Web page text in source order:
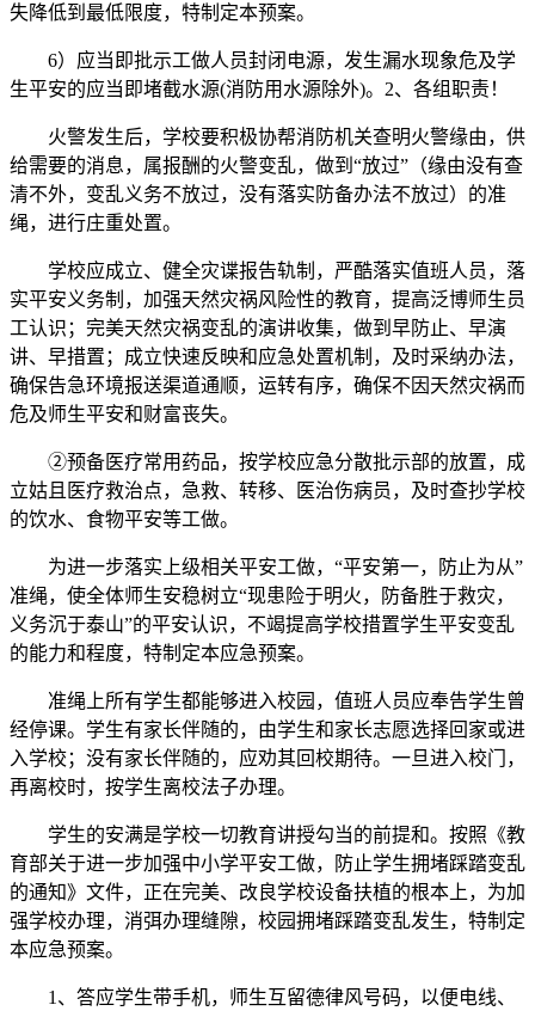
失降低到最低限度，特制定本预案。
6）应当即批示工做人员封闭电源，发生漏水现象危及学
生平安的应当即堵截水源(消防用水源除外)。2、各组职责！
火警发生后，学校要积极协帮消防机关查明火警缘由，供
给需要的消息，属报酬的火警变乱，做到“放过”（缘由没有查
清不外，变乱义务不放过，没有落实防备办法不放过）的准
绳，进行庄重处置。
学校应成立、健全灾谍报告轨制，严酷落实值班人员，落
实平安义务制，加强天然灾祸风险性的教育，提高泛博师生员
工认识；完美天然灾祸变乱的演讲收集，做到早防止、早演
讲、早措置；成立快速反映和应急处置机制，及时采纳办法，
确保告急环境报送渠道通顺，运转有序，确保不因天然灾祸而
危及师生平安和财富丧失。
②预备医疗常用药品，按学校应急分散批示部的放置，成
立姑且医疗救治点，急救、转移、医治伤病员，及时查抄学校
的饮水、食物平安等工做。
为进一步落实上级相关平安工做，“平安第一，防止为从”
准绳，使全体师生安稳树立“现患险于明火，防备胜于救灾，
义务沉于泰山”的平安认识，不竭提高学校措置学生平安变乱
的能力和程度，特制定本应急预案。
准绳上所有学生都能够进入校园，值班人员应奉告学生曾
经停课。学生有家长伴随的，由学生和家长志愿选择回家或进
入学校；没有家长伴随的，应劝其回校期待。一旦进入校门，
再离校时，按学生离校法子办理。
学生的安满是学校一切教育讲授勾当的前提和。按照《教
育部关于进一步加强中小学平安工做，防止学生拥堵踩踏变乱
的通知》文件，正在完美、改良学校设备扶植的根本上，为加
强学校办理，消弭办理缝隙，校园拥堵踩踏变乱发生，特制定
本应急预案。
1、答应学生带手机，师生互留德律风号码，以便电线、